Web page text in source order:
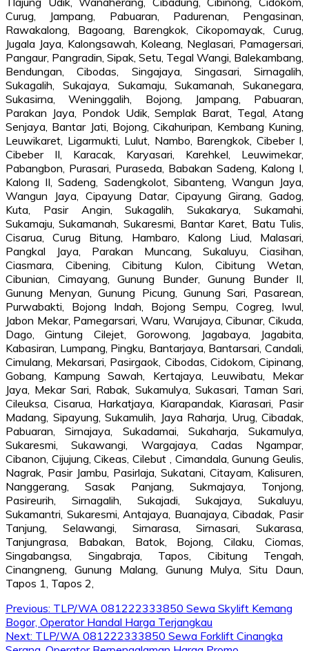
Curug, Jampang, Pabuaran, Padurenan, Pengasinan,
Rawakalong, Bagoang, Barengkok, Cikopomayak, Curug,
Jugala Jaya, Kalongsawah, Koleang, Neglasari, Pamagersari,
Pangaur, Pangradin, Sipak, Setu, Tegal Wangi, Balekambang,
Bendungan, Cibodas, Singajaya, Singasari, Sirnagalih,
Sukagalih, Sukajaya, Sukamaju, Sukamanah, Sukanegara,
Sukasirna, Weninggalih, Bojong, Jampang, Pabuaran,
Parakan Jaya, Pondok Udik, Semplak Barat, Tegal, Atang
Senjaya, Bantar Jati, Bojong, Cikahuripan, Kembang Kuning,
Leuwikaret, Ligarmukti, Lulut, Nambo, Barengkok, Cibeber I,
Cibeber II, Karacak, Karyasari, Karehkel, Leuwimekar,
Pabangbon, Purasari, Puraseda, Babakan Sadeng, Kalong I,
Kalong II, Sadeng, Sadengkolot, Sibanteng, Wangun Jaya,
Wangun Jaya, Cipayung Datar, Cipayung Girang, Gadog,
Kuta, Pasir Angin, Sukagalih, Sukakarya, Sukamahi,
Sukamaju, Sukamanah, Sukaresmi, Bantar Karet, Batu Tulis,
Cisarua, Curug Bitung, Hambaro, Kalong Liud, Malasari,
Pangkal Jaya, Parakan Muncang, Sukaluyu, Ciasihan,
Ciasmara, Cibening, Cibitung Kulon, Cibitung Wetan,
Cibunian, Cimayang, Gunung Bunder, Gunung Bunder II,
Gunung Menyan, Gunung Picung, Gunung Sari, Pasarean,
Purwabakti, Bojong Indah, Bojong Sempu, Cogreg, Iwul,
Jabon Mekar, Pamegarsari, Waru, Warujaya, Cibunar, Cikuda,
Dago, Gintung Cilejet, Gorowong, Jagabaya, Jagabita,
Kabasiran, Lumpang, Pingku, Bantarjaya, Bantarsari, Candali,
Cimulang, Mekarsari, Pasirgaok, Cibodas, Cidokom, Cipinang,
Gobang, Kampung Sawah, Kertajaya, Leuwibatu, Mekar
Jaya, Mekar Sari, Rabak, Sukamulya, Sukasari, Taman Sari,
Cileuksa, Cisarua, Harkatjaya, Kiarapandak, Kiarasari, Pasir
Madang, Sipayung, Sukamulih, Jaya Raharja, Urug, Cibadak,
Pabuaran, Sirnajaya, Sukadamai, Sukaharja, Sukamulya,
Sukaresmi, Sukawangi, Wargajaya, Cadas Ngampar,
Cibanon, Cijujung, Cikeas, Cilebut , Cimandala, Gunung Geulis,
Nagrak, Pasir Jambu, Pasirlaja, Sukatani, Citayam, Kalisuren,
Nanggerang, Sasak Panjang, Sukmajaya, Tonjong,
Pasireurih, Sirnagalih, Sukajadi, Sukajaya, Sukaluyu,
Sukamantri, Sukaresmi, Antajaya, Buanajaya, Cibadak, Pasir
Tanjung, Selawangi, Sirnarasa, Sirnasari, Sukarasa,
Tanjungrasa, Babakan, Batok, Bojong, Cilaku, Ciomas,
Singabangsa, Singabraja, Tapos, Cibitung Tengah,
Cinangneng, Gunung Malang, Gunung Mulya, Situ Daun,
Tapos 1, Tapos 2,
Post
navigation
Previous: TLP/WA 081222333850 Sewa Skylift Kemang
Bogor, Operator Handal Harga Terjangkau
Next: TLP/WA 081222333850 Sewa Forklift Cinangka